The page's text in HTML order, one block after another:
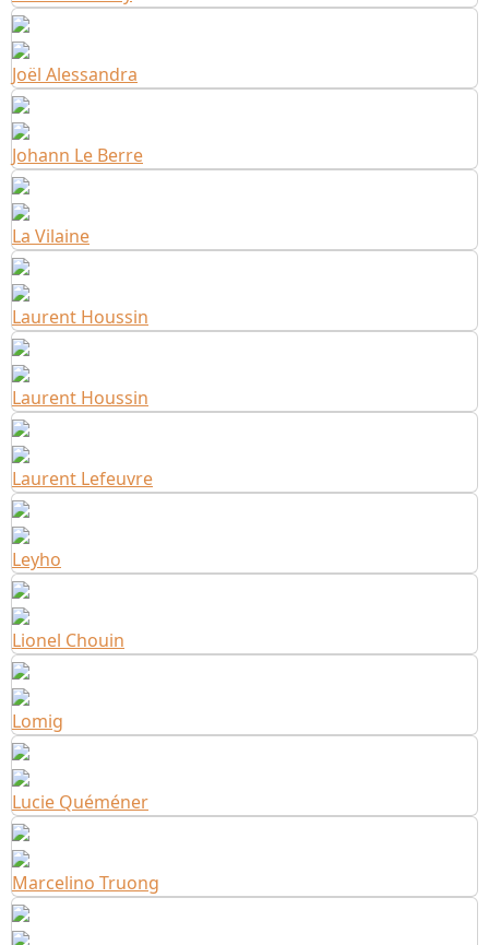
Joël Alessandra
Johann Le Berre
La Vilaine
Laurent Houssin
Laurent Houssin
Laurent Lefeuvre
Leyho
Lionel Chouin
Lomig
Lucie Quéméner
Marcelino Truong